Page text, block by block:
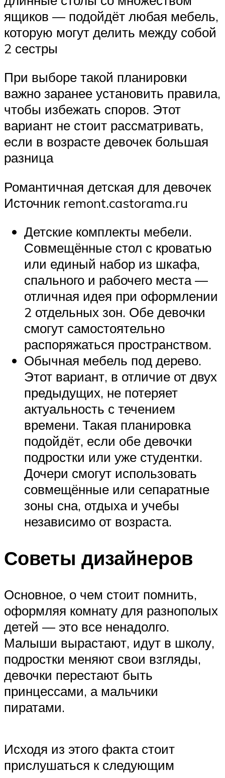
ящиков — подойдёт любая мебель,
которую могут делить между собой
2 сестры
При выборе такой планировки
важно заранее установить правила,
чтобы избежать споров. Этот
вариант не стоит рассматривать,
если в возрасте девочек большая
разница
Романтичная детская для девочек
Источник remont.castorama.ru
Детские комплекты мебели.
Совмещённые стол с кроватью
или единый набор из шкафа,
спального и рабочего места —
отличная идея при оформлении
2 отдельных зон. Обе девочки
смогут самостоятельно
распоряжаться пространством.
Обычная мебель под дерево.
Этот вариант, в отличие от двух
предыдущих, не потеряет
актуальность с течением
времени. Такая планировка
подойдёт, если обе девочки
подростки или уже студентки.
Дочери смогут использовать
совмещённые или сепаратные
зоны сна, отдыха и учебы
независимо от возраста.
Советы дизайнеров
Основное, о чем стоит помнить,
оформляя комнату для разнополых
детей — это все ненадолго.
Малыши вырастают, идут в школу,
подростки меняют свои взгляды,
девочки перестают быть
принцессами, а мальчики
пиратами.
Исходя из этого факта стоит
прислушаться к следующим